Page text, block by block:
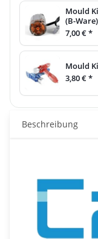
Mould
(B-Ware)
7,00 €*
Mould
3,80 €*
Beschreibung